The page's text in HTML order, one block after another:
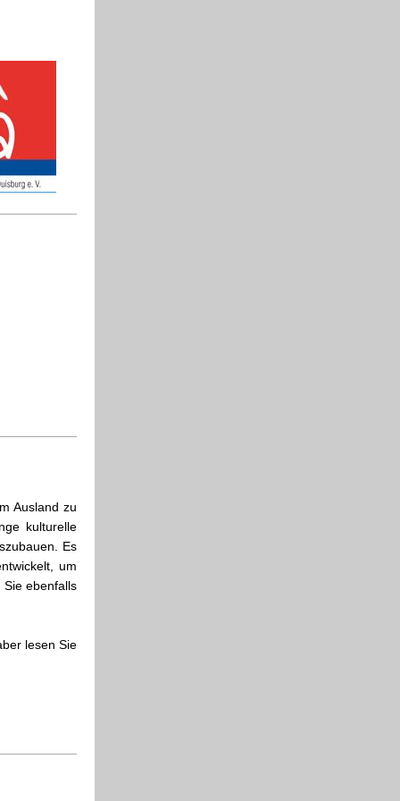
Ausland zu
kulturelle
Es
um
ebenfalls
lesen Sie